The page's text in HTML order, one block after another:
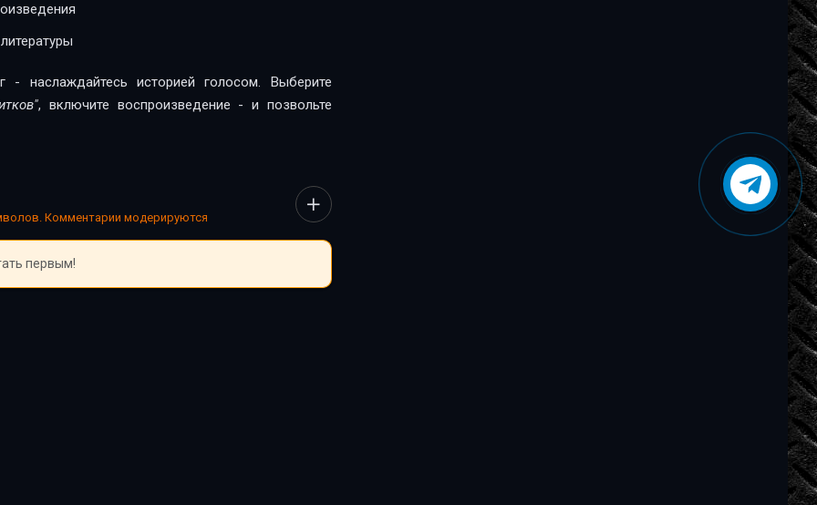
- наслаждайтесь историей голосом. Выберите
, включите воспроизведение - и позвольте
Комментарии модерируются
первым!